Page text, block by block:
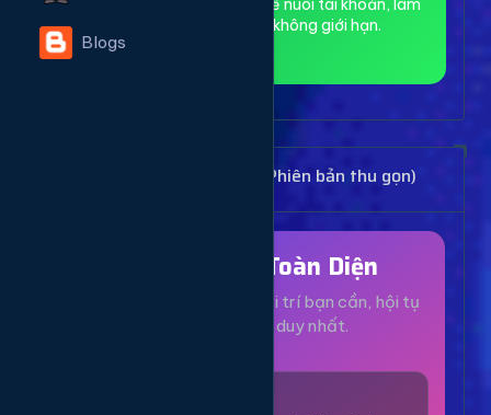
Blogs
toàn và ẩn danh, phù hợp để nuôi tài khoản, làm
MMO và truy cập web không giới hạn.
Bảng Dịch Vụ Mạng Xã Hội (Phiên bản thu gọn)
Hệ Sinh Thái Toàn Diện
Mọi dịch vụ, tiện ích và giải trí bạn cần, hội tụ
tại một nền tảng duy nhất.